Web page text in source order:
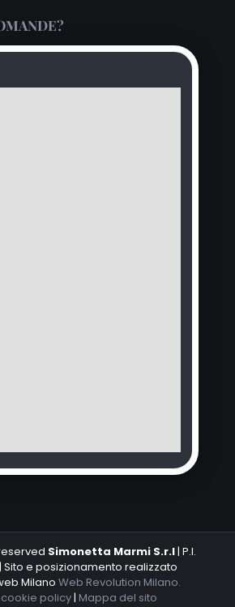
Simonetta Marmi S.r.l| P.I.
Sito e posizionamento realizzato
Milano Web Revolution Milano.
policy| Mappa del sito